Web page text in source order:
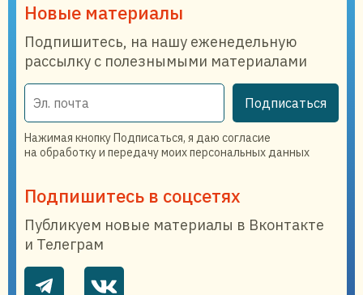
Новые материалы
Подпишитесь, на нашу еженедельную
рассылку с полезнымыми материалами
Подписаться
Нажимая кнопку Подписаться, я даю согласие
на обработку и передачу моих персональных данных
Подпишитесь в соцсетях
Публикуем новые материалы в Вконтакте
и Телеграм